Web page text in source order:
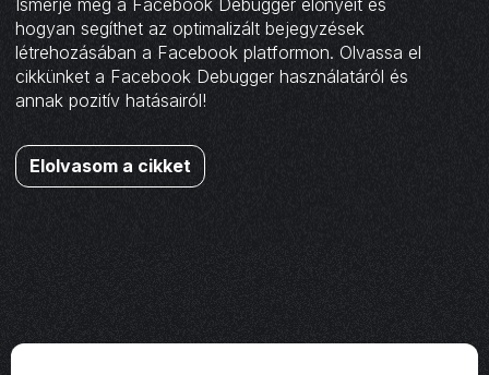
hogyan segíthet az optimalizált bejegyzések
létrehozásában a Facebook platformon. Olvassa el
cikkünket a Facebook Debugger használatáról és
annak pozitív hatásairól!
Elolvasom a cikket